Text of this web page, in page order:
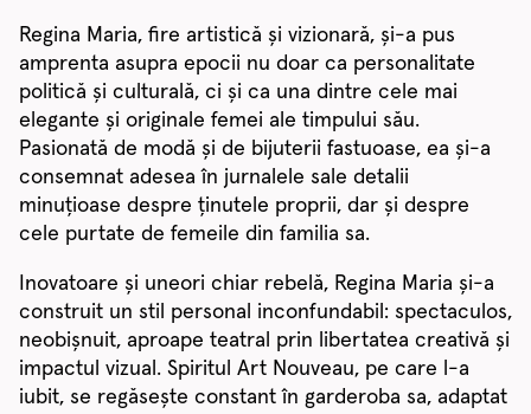
Regina Maria, fire artistică și vizionară, și-a pus
amprenta asupra epocii nu doar ca personalitate
politică și culturală, ci și ca una dintre cele mai
elegante și originale femei ale timpului său.
Pasionată de modă și de bijuterii fastuoase, ea și-a
consemnat adesea în jurnalele sale detalii
minuțioase despre ținutele proprii, dar și despre
cele purtate de femeile din familia sa.
Inovatoare și uneori chiar rebelă, Regina Maria și-a
construit un stil personal inconfundabil: spectaculos,
neobișnuit, aproape teatral prin libertatea creativă și
impactul vizual. Spiritul Art Nouveau, pe care l-a
iubit, se regăsește constant în garderoba sa, adaptat